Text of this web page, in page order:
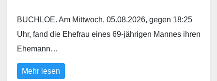
BUCHLOE. Am Mittwoch, 05.08.2026, gegen 18:25
Uhr, fand die Ehefrau eines 69-jährigen Mannes ihren
Ehemann…
Mehr lesen